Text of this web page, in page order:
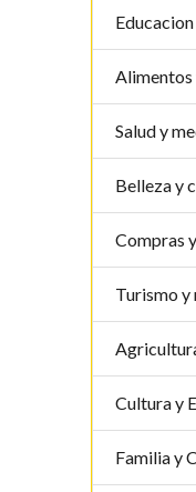
Salud y
Belleza y
Compras
Turismo y
Cultura y
Familia y